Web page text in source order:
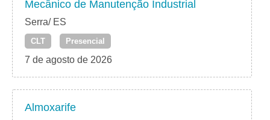
Mecânico de Manutenção Industrial
Serra/ ES
CLT Presencial
7 de agosto de 2026
Almoxarife